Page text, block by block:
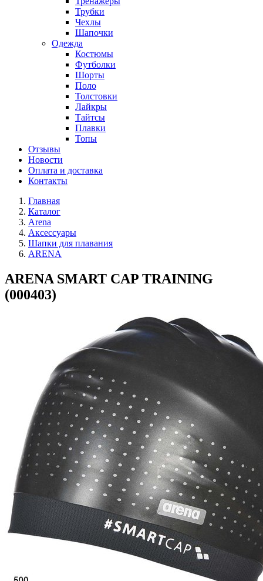
Трубки
Чехлы
Шапочки
Одежда
Костюмы
Футболки
Шорты
Поло
Толстовки
Лайкры
Тайтсы
Плавки
Топы
Отзывы
Новости
Оплата и доставка
Контакты
Главная
Каталог
Arena
Аксессуары
Шапки для плавания
ARENA
ARENA SMART CAP TRAINING
(000403)